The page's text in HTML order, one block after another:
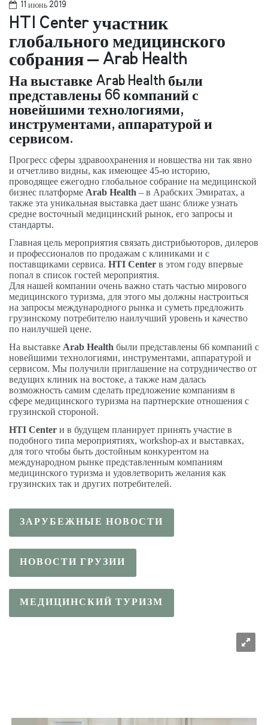
11 июнь 2019
HTI Center участник
глобального медицинского
собрания – Arab Health
На выставке Arab Health были
представлены 66 компаний с
новейшими технологиями,
инструментами, аппаратурой и
сервисом.
Прогресс сферы здравоохранения и новшества ни так явно
и отчетливо видны, как имеющее 45-ю историю,
проводящее ежегодно глобальное собрание на медицинской
бизнес платформе Arab Health – в Арабских Эмиратах, а
также эта уникальная выставка дает шанс ближе узнать
средне восточный медицинский рынок, его запросы и
стандарты.
Главная цель мероприятия связать дистрибьюторов, дилеров
и профессионалов по продажам с клиниками и с
поставщиками сервиса. HTI Center в этом году впервые
попал в список гостей мероприятия.
Для нашей компании очень важно стать частью мирового
медицинского туризма, для этого мы должны настроиться
на запросы международного рынка и суметь предложить
грузинскому потребителю наилучший уровень и качество
по наилучшей цене.
На выставке Arab Health были представлены 66 компаний с
новейшими технологиями, инструментами, аппаратурой и
сервисом. Мы получили приглашение на сотрудничество от
ведущих клиник на востоке, а также нам далась
возможность самим сделать предложение компаниям в
сфере медицинского туризма на партнерские отношения с
грузинской стороной.
HTI Center и в будущем планирует принять участие в
подобного типа мероприятиях, workshop-ах и выставках,
для того чтобы быть достойным конкурентом на
международном рынке представленным компаниям
медицинского туризма и удовлетворить желания как
грузинских так и других потребителей.
ЗАРУБЕЖНЫЕ НОВОСТИ
НОВОСТИ ГРУЗИИ
МЕДИЦИНСКИЙ ТУРИЗМ